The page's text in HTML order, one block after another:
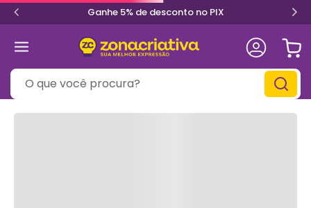
Ganhe 5% de desconto no PIX
O que você procura?